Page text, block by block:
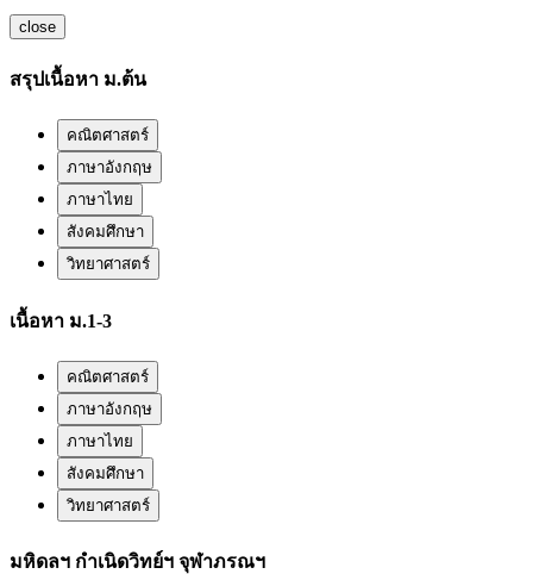
close
สรุปเนื้อหา ม.ต้น
คณิตศาสตร์
ภาษาอังกฤษ
ภาษาไทย
สังคมศึกษา
วิทยาศาสตร์
เนื้อหา ม.1-3
คณิตศาสตร์
ภาษาอังกฤษ
ภาษาไทย
สังคมศึกษา
วิทยาศาสตร์
มหิดลฯ กำเนิดวิทย์ฯ จุฬาภรณฯ